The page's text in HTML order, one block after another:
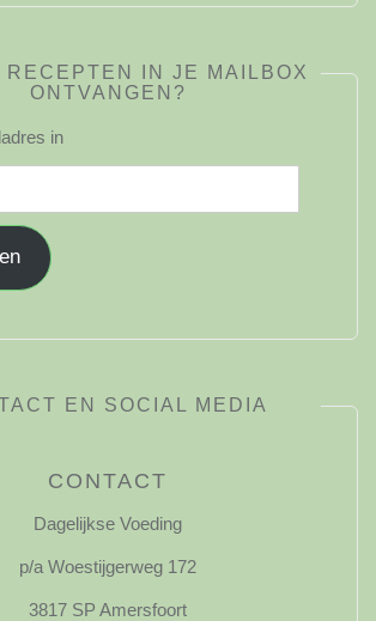
RECEPTEN IN JE MAILBOX
ONTVANGEN?
in
EN SOCIAL MEDIA
CONTACT
Dagelijkse Voeding
p/a Woestijgerweg 172
3817 SP Amersfoort